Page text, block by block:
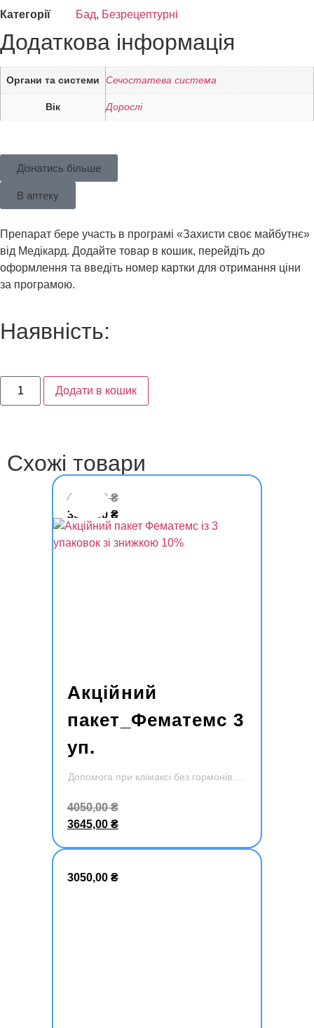
Категорії Бад, Безрецептурні
Додаткова інформація
Органи та системи Сечостатева система
Вік Дорослі
Дізнатись більше
В аптеку
Препарат бере участь в програмі «Захисти своє майбутнє»
від Медікард. Додайте товар в кошик, перейдіть до
оформлення та введіть номер картки для отримання ціни
за програмою.
Наявність:
Додати в кошик
Схожі товари
4050,00₴
3645,00 ₴
Акційний
пакет_Фематемс 3
уп.
Допомога при клімаксі без гормонів.
4050,00₴
3645,00 ₴
3050,00 ₴